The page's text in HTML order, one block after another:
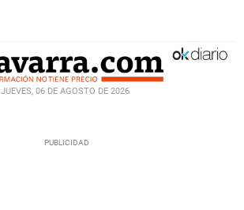
JUEVES, 06 DE AGOSTO DE 2026